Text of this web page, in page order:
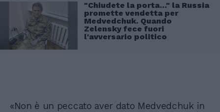
"Chiudete la porta..." la Russia
promette vendetta per
Medvedchuk. Quando
Zelensky fece fuori
l'avversario politico
«Non è un peccato aver dato Medvedchuk in